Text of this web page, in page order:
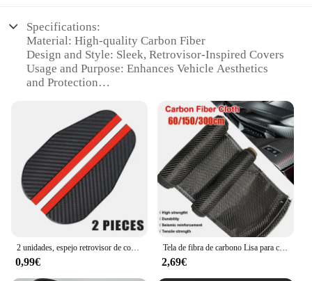
Specifications:
Material: High-quality Carbon Fiber
Design and Style: Sleek, Retrovisor-Inspired Covers
Usage and Purpose: Enhances Vehicle Aesthetics
and Protection
Performance and Property: Durable, Lightweight,
and UV-Resistant
Parts and Accessories: Available as Sets for Easy
Installation
Features:
|Accesorios De Fibra De Carbono|
**Elevate Your Vehicle's Appeal**
Upgrade your vehicle's style with our Carbon Fiber
Mirror Covers, designed to fit a wide range of
models. These sleek, retrovisor-inspired covers not
only add a touch of elegance to your car's exterior
0,99€
Tela de fibra de carbono Lisa para coche comercial, equipo deportivo, 3K, 200g, 0,2mm, 30/60cm de espesor
2,69€